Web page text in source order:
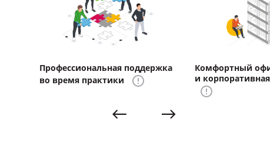
Профессиональная поддержка
во время практики
Комфортный
и